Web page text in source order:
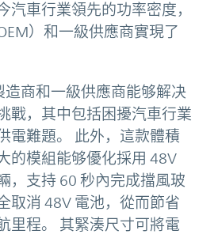
汽車行業領先的功率密度，
）和一級供應商實現了
造商和一級供應商能够解决
戰，其中包括困擾汽車行業
電難題。 此外，這款體積
的模組能够優化採用 48V
，支持 60 秒內完成擋風玻
取消 48V 電池，從而節省
里程。 其緊湊尺寸可將電